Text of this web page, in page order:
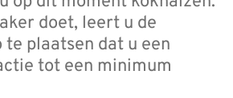
doet, leert u de
plaatsen dat u een
tot een minimum